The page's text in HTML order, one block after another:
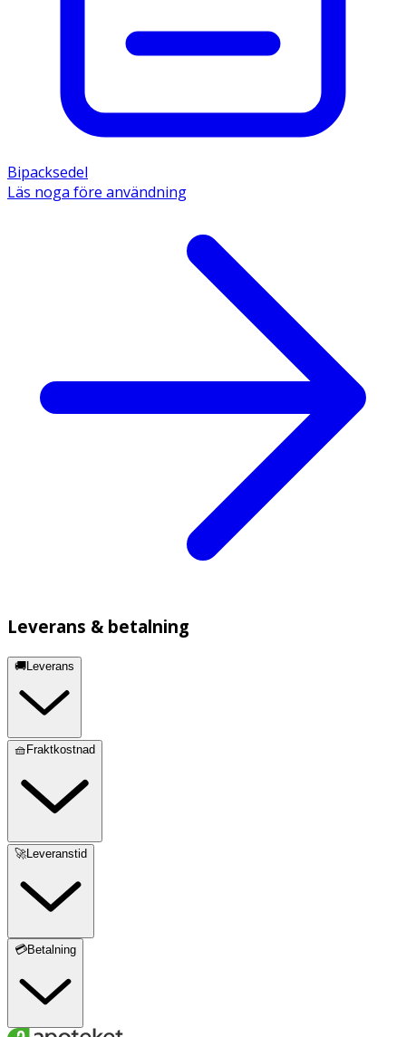
Bipacksedel
Läs noga före användning
Leverans & betalning
🚚Leverans
🧺Fraktkostnad
🚀Leveranstid
💳Betalning